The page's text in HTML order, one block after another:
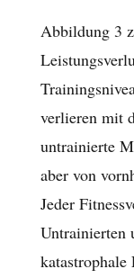
Abbildung 3
verlieren mit
untrainierte
aber von
Jeder
Untrainierten
katastrophale